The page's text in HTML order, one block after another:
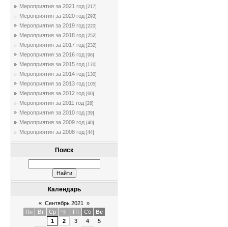
Мероприятия за 2021 год [217]
Мероприятия за 2020 год [293]
Мероприятия за 2019 год [220]
Мероприятия за 2018 год [252]
Мероприятия за 2017 год [232]
Мероприятия за 2016 год [96]
Мероприятия за 2015 год [170]
Мероприятия за 2014 год [130]
Мероприятия за 2013 год [105]
Мероприятия за 2012 год [60]
Мероприятия за 2011 год [28]
Мероприятия за 2010 год [39]
Мероприятия за 2009 год [40]
Мероприятия за 2008 год [44]
Поиск
Календарь
« Сентябрь 2021
»
Пн
Вт Ср Чт Пт Сб
Вс
1
2 3 4
5